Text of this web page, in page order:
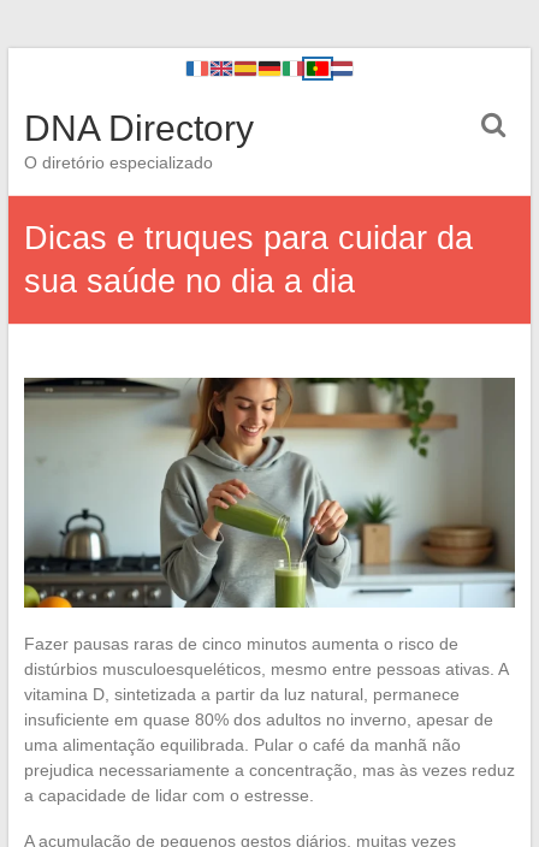
DNA Directory
O diretório especializado
Dicas e truques para cuidar da
sua saúde no dia a dia
Fazer pausas raras de cinco minutos aumenta o risco de
distúrbios musculoesqueléticos, mesmo entre pessoas ativas. A
vitamina D, sintetizada a partir da luz natural, permanece
insuficiente em quase 80% dos adultos no inverno, apesar de
uma alimentação equilibrada. Pular o café da manhã não
prejudica necessariamente a concentração, mas às vezes reduz
a capacidade de lidar com o estresse.
A acumulação de pequenos gestos diários, muitas vezes